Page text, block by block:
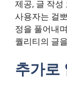
제공, 글 작성
사용자는 걸
정을 풀어내
퀄리티의 글
추가로